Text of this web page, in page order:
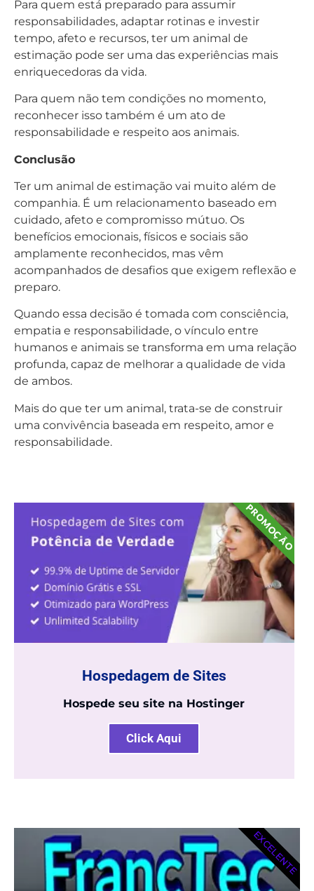
Para quem está preparado para assumir
responsabilidades, adaptar rotinas e investir
tempo, afeto e recursos, ter um animal de
estimação pode ser uma das experiências mais
enriquecedoras da vida.
Para quem não tem condições no momento,
reconhecer isso também é um ato de
responsabilidade e respeito aos animais.
Conclusão
Ter um animal de estimação vai muito além de
companhia. É um relacionamento baseado em
cuidado, afeto e compromisso mútuo. Os
benefícios emocionais, físicos e sociais são
amplamente reconhecidos, mas vêm
acompanhados de desafios que exigem reflexão e
preparo.
Quando essa decisão é tomada com consciência,
empatia e responsabilidade, o vínculo entre
humanos e animais se transforma em uma relação
profunda, capaz de melhorar a qualidade de vida
de ambos.
Mais do que ter um animal, trata-se de construir
uma convivência baseada em respeito, amor e
responsabilidade.
Hospedagem de Sites
Hospede seu site na Hostinger
Click Aqui
PROMOÇÃO
EXCELENTE